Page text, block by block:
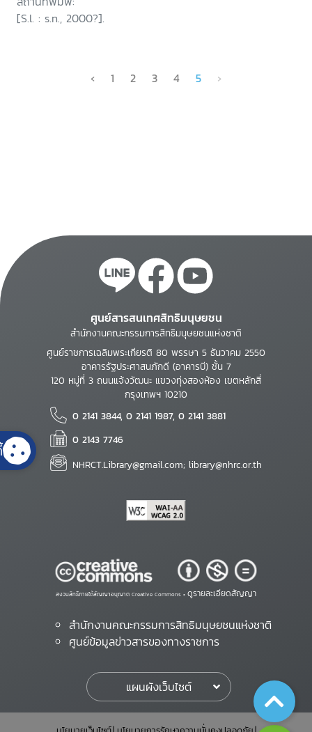
[S.l. : s.n., 2000?].
‹ 1 2 3 4 5 ›
ศูนย์สารสนเทศสิทธิมนุษยชน
สำนักงานคณะกรรมการสิทธิมนุษยชนแห่งชาติ
ศูนย์ราชการเฉลิมพระเกียรติ 80 พรรษา 5 ธันวาคม 2550
อาคารรัฐประศาสนภักดี (อาคารบี) ชั้น 7
120 หมู่ที่ 3 ถนนแจ้งวัฒนะ แขวงทุ่งสองห้อง เขตหลักสี่
กรุงเทพฯ 10210
0 2141 3844, 0 2141 1987, 0 2141 3881
0 2143 7746
NHRCT.Library@gmail.com; library@nhrc.or.th
สงวนสิทธิ์ภายใต้สัญญาอนุญาต Creative Commons • ดูรายละเอียดสัญญา
สำนักงานคณะกรรมการสิทธิมนุษยชนแห่งชาติ
ศูนย์ข้อมูลข่าวสารของทางราชการ
แผนผังเว็บไซต์